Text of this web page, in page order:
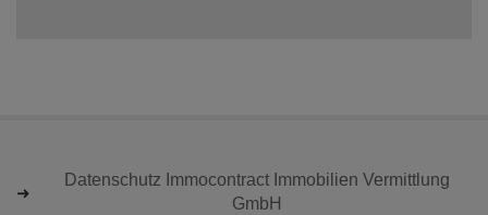
Datenschutz Immocontract Immobilien Vermittlung
GmbH